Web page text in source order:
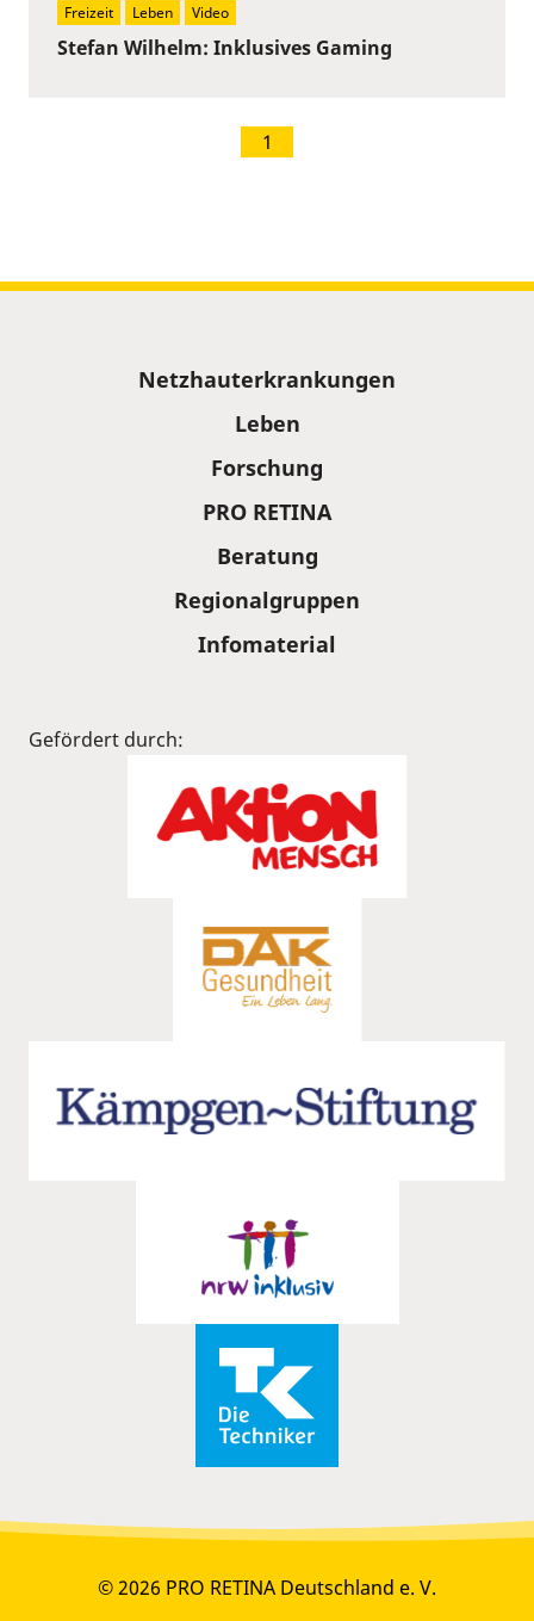
Stefan Wilhelm: Inklusives Gaming
Freizeit Leben Video
1
Netzhauterkrankungen
Leben
Forschung
PRO RETINA
Beratung
Regionalgruppen
Infomaterial
Gefördert durch:
© 2026 PRO RETINA Deutschland e. V.